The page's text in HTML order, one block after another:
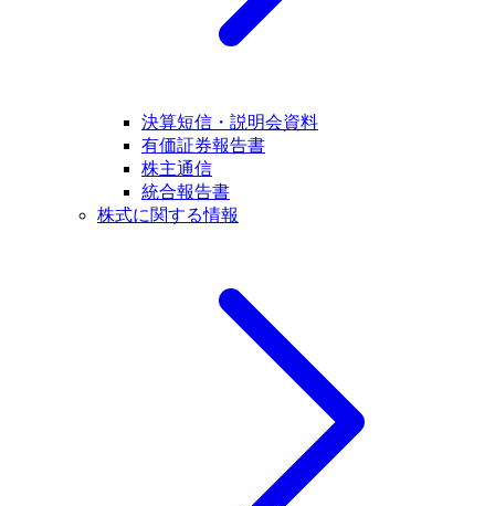
決算短信・説明会資料
有価証券報告書
株主通信
統合報告書
株式に関する情報